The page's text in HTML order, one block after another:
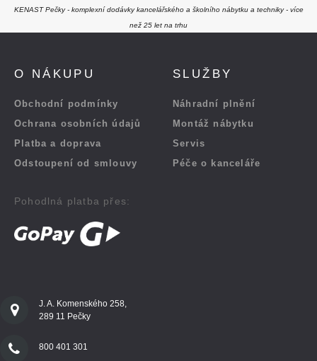
KENAST Pečky - komplexní dodávky kancelářského a školního nábytku a techniky - více
než 25 let na trhu
O NÁKUPU
Obchodní podmínky
Ochrana osobních údajů
Platba a doprava
Odstoupení od smlouvy
Pohodlná platba přes:
SLUŽBY
Náhradní plnění
Montáž nábytku
Servis
Péče o kanceláře
J. A. Komenského 258,
289 11 Pečky
800 401 301